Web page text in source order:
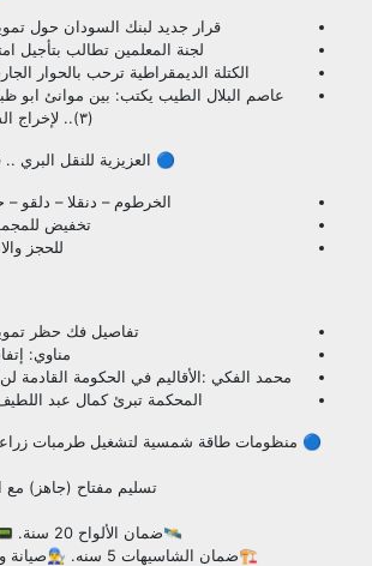
قرار جديد لبنك السودان حول
لجنة المعلمين تطالب بتأجيل
الكتلة الديمقراطية ترحب بالحوار
عاصم البلال الطيب يكتب: بين موانئ ابو
(٣).. لإخراج السودان من بيت الحبس
🔵 العزيزية للنقل البري
الخرطوم – دنقلا – دلقو
تخفيض
للحجز
تفاصيل فك حظر
مناوي:
محمد الفكي :الأقاليم في الحكومة القادمة
المحكمة تبرئ كمال عبد
🔵 منظومات طاقة شمسية لتشغيل طرمبات
تسليم مفتاح (جاهز) مع
🛰️ضمان الألواح 20 سنة. 📟ضمان المحول سنتين.
🏗️ضمان الشاسيهات 5 سنه. 👨‍🔧صيانة ومراجعة لعيوب التصنيع.